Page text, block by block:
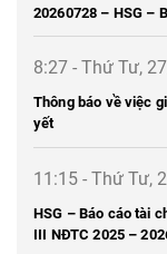
20260728 – HSG –
8:27 - Thứ Tư,
Thông báo về việc
yết
11:15 - Thứ Tư,
HSG – Báo cáo tài
III NĐTC 2025 –